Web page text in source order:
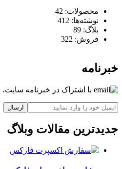
محصولات: 42
نوشته‌ها: 412
بلاگ: 89
فروش: 322
خبرنامه
با اشتراک در خبرنامه سایت،
ارسال
جدیدترین مقالات وبلاگ